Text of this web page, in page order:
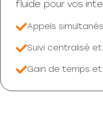
fluide pour vos
Appels
Suivi centralisé
Gain de temps